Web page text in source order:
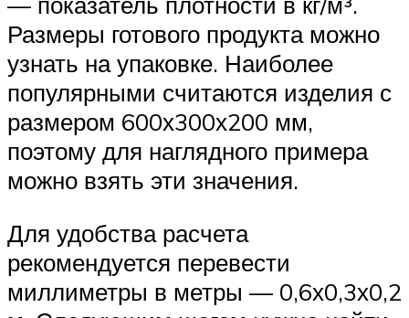
Размеры готового продукта можно
узнать на упаковке. Наиболее
популярными считаются изделия с
размером 600х300х200 мм,
поэтому для наглядного примера
можно взять эти значения.
Для удобства расчета
рекомендуется перевести
миллиметры в метры — 0,6х0,3х0,2